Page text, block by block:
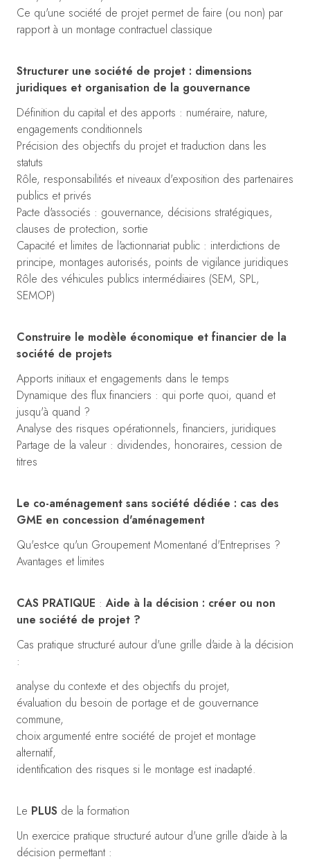
Ce qu'une société de projet permet de faire (ou non) par
rapport à un montage contractuel classique
Structurer une société de projet : dimensions
juridiques et organisation de la gouvernance
Définition du capital et des apports : numéraire, nature,
engagements conditionnels
Précision des objectifs du projet et traduction dans les
statuts
Rôle, responsabilités et niveaux d'exposition des partenaires
publics et privés
Pacte d'associés : gouvernance, décisions stratégiques,
clauses de protection, sortie
Capacité et limites de l'actionnariat public : interdictions de
principe, montages autorisés, points de vigilance juridiques
Rôle des véhicules publics intermédiaires (SEM, SPL,
SEMOP)
Construire le modèle économique et financier de la
société de projets
Apports initiaux et engagements dans le temps
Dynamique des flux financiers : qui porte quoi, quand et
jusqu'à quand ?
Analyse des risques opérationnels, financiers, juridiques
Partage de la valeur : dividendes, honoraires, cession de
titres
Le co-aménagement sans société dédiée : cas des
GME en concession d'aménagement
Qu'est-ce qu'un Groupement Momentané d'Entreprises ?
Avantages et limites
CAS PRATIQUE :Aide à la décision : créer ou non
une société de projet ?
Cas pratique structuré autour d'une grille d'aide à la décision
:
analyse du contexte et des objectifs du projet,
évaluation du besoin de portage et de gouvernance
commune,
choix argumenté entre société de projet et montage
alternatif,
identification des risques si le montage est inadapté.
Le PLUS de la formation
Un exercice pratique structuré autour d'une grille d'aide à la
décision permettant :